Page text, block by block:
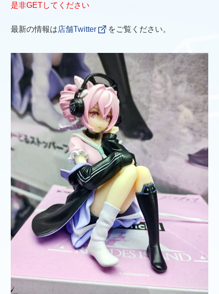
是非GETしてください
最新の情報は店舗Twitter をご覧ください。